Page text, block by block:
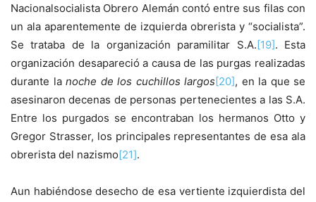
Nacionalsocialista Obrero Alemán contó entre sus filas con
un ala aparentemente de izquierda obrerista y “socialista”.
Se trataba de la organización paramilitar S.A. [19]. Esta
organización desapareció a causa de las purgas realizadas
durante la noche de los cuchillos largos [20], en la que se
asesinaron decenas de personas pertenecientes a las S.A.
Entre los purgados se encontraban los hermanos Otto y
Gregor Strasser, los principales representantes de esa ala
obrerista del nazismo[21].
Aun habiéndose desecho de esa vertiente izquierdista del